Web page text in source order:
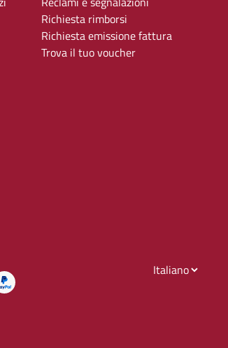
Richiesta rimborsi
Richiesta emissione fattura
Trova il tuo voucher